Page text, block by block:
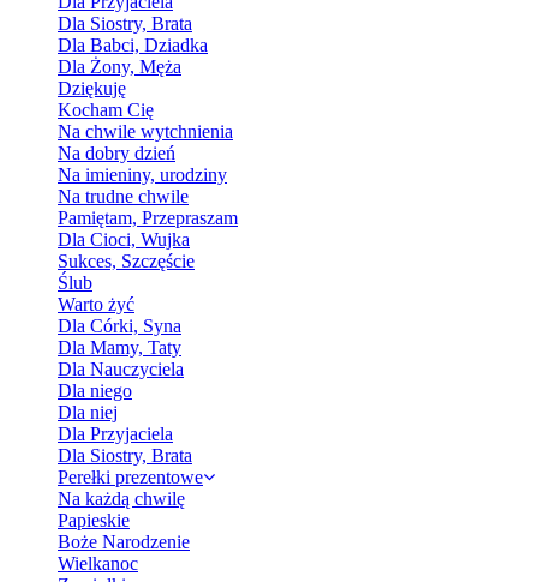
Dla Siostry, Brata
Dla Babci, Dziadka
Dla Żony, Męża
Dziękuję
Kocham Cię
Na chwile wytchnienia
Na dobry dzień
Na imieniny, urodziny
Na trudne chwile
Pamiętam, Przepraszam
Dla Cioci, Wujka
Sukces, Szczęście
Ślub
Warto żyć
Dla Córki, Syna
Dla Mamy, Taty
Dla Nauczyciela
Dla niego
Dla niej
Dla Przyjaciela
Dla Siostry, Brata
Perełki prezentowe
Na każdą chwilę
Papieskie
Boże Narodzenie
Wielkanoc